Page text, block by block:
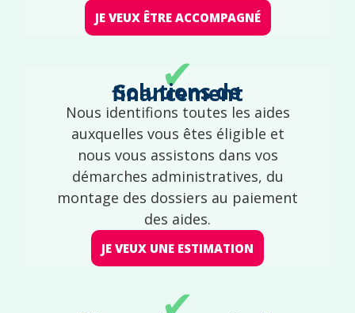
JE VEUX ÊTRE ACCOMPAGNÉ
✔
Solutions de financement
Nous identifions toutes les aides
auxquelles vous êtes éligible et
nous vous assistons dans vos
démarches administratives, du
montage des dossiers au paiement
des aides.
JE VEUX UNE ESTIMATION